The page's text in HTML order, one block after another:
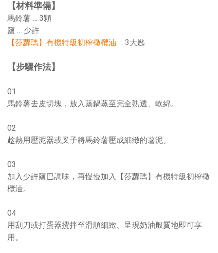
【材料準備】
馬鈴薯 … 3顆
鹽 … 少許
【莎蘿瑪】有機特級初榨橄欖油 … 3大匙
【步驟作法】
01
馬鈴薯去皮切塊，放入蒸鍋蒸至完全熟透、軟綿。
02
趁熱用壓泥器或叉子將馬鈴薯壓成細緻的薯泥。
03
加入少許鹽巴調味，再慢慢加入【莎蘿瑪】有機特級初榨橄
欖油。
04
用刮刀或打蛋器攪拌至滑順細緻、呈現奶油般質地即可享
用。